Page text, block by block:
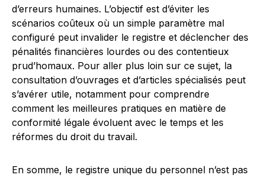
d’erreurs humaines. L’objectif est d’éviter les
scénarios coûteux où un simple paramètre mal
configuré peut invalider le registre et déclencher des
pénalités financières lourdes ou des contentieux
prud’homaux. Pour aller plus loin sur ce sujet, la
consultation d’ouvrages et d’articles spécialisés peut
s’avérer utile, notamment pour comprendre
comment les meilleures pratiques en matière de
conformité légale évoluent avec le temps et les
réformes du droit du travail.
En somme, le registre unique du personnel n’est pas